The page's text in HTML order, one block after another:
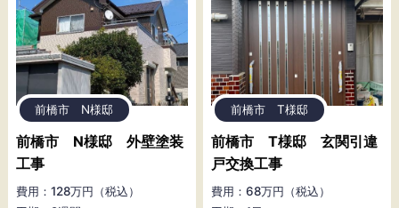
前橋市 N様邸
前橋市 N様邸 外壁塗装
工事
費用：128万円（税込）
前橋市 T様邸
前橋市 T様邸 玄関引違
戸交換工事
費用：68万円（税込）